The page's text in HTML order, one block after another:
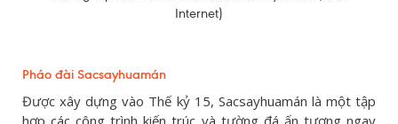
Internet)
Pháo đài Sacsayhuamán
Được xây dựng vào Thế kỷ 15, Sacsayhuamán là một tập